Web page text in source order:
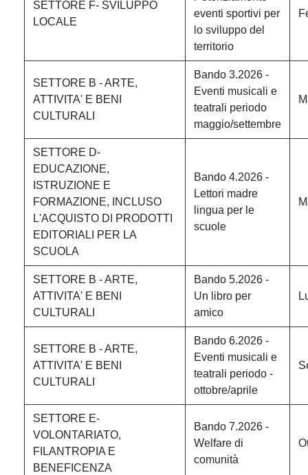
SETTORE F- SVILUPPO
LOCALE
eventi sportivi per
lo sviluppo del
territorio
SETTORE B - ARTE,
ATTIVITA' E BENI
CULTURALI
Bando 3.2026 -
Eventi musicali e
teatrali periodo
maggio/settembre
SETTORE D-
EDUCAZIONE,
ISTRUZIONE E
FORMAZIONE, INCLUSO
L'ACQUISTO DI PRODOTTI
EDITORIALI PER LA
SCUOLA
Bando 4.2026 -
Lettori madre
lingua per le
scuole
SETTORE B - ARTE,
ATTIVITA' E BENI
CULTURALI
Bando 5.2026 -
Un libro per
amico
SETTORE B - ARTE,
ATTIVITA' E BENI
CULTURALI
Bando 6.2026 -
Eventi musicali e
teatrali periodo -
ottobre/aprile
SETTORE E-
VOLONTARIATO,
FILANTROPIA E
BENEFICENZA
Bando 7.2026 -
Welfare di
comunità